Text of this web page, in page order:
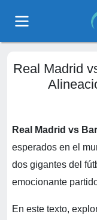
Real Madrid
Real Madrid vs
esperados en el
dos gigantes del
emocionante
En este texto,